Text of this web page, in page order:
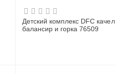
Детский комплекс DFC
балансир и горка 76509